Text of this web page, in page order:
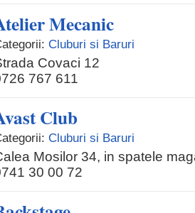
Mecanic
Cluburi si Baruri
Covaci 12
767 611
Club
Cluburi si Baruri
Mosilor 34, in spatele
30 00 72